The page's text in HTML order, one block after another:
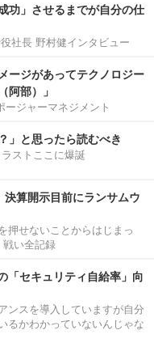
功」させるまでが自分の仕
社長 野村健インタビュー
ージがあってテクノロジー
阿部）」
ジャーマネジメント
」と思ったら読むべき
ストここに爆誕
算開示目前にランサムウ
押せないことからはじまっ
い全記録
「セキュリティ自給率」向
ンスを導入していますが自分
るかわかっていないんじゃな